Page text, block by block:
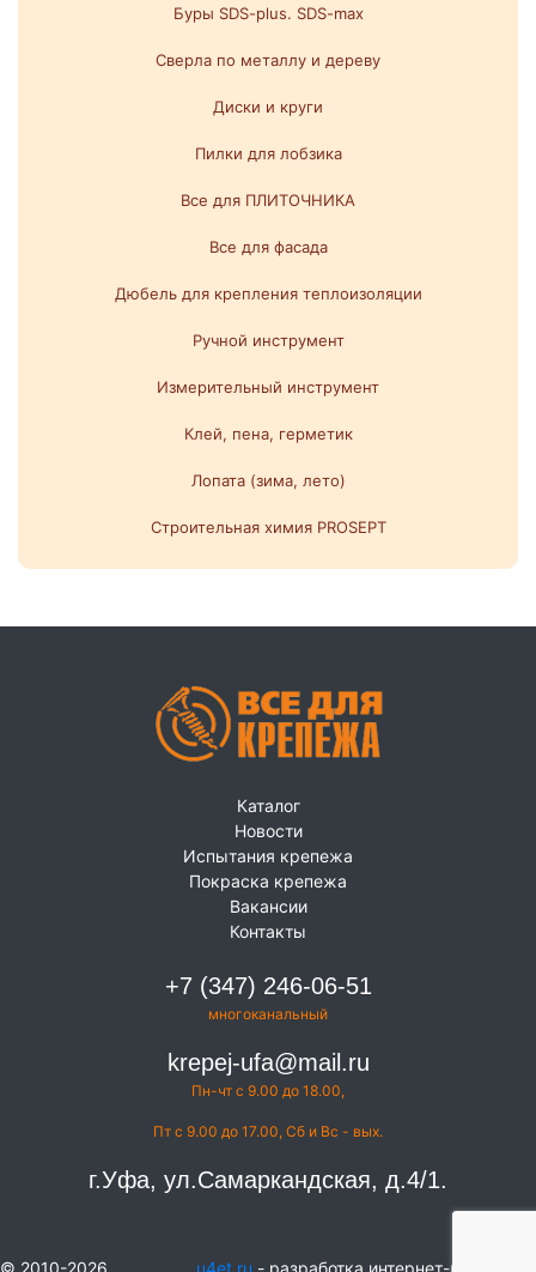
Буры SDS-plus. SDS-max
Сверла по металлу и дереву
Диски и круги
Пилки для лобзика
Все для ПЛИТОЧНИКА
Все для фасада
Дюбель для крепления теплоизоляции
Ручной инструмент
Измерительный инструмент
Клей, пена, герметик
Лопата (зима, лето)
Строительная химия PROSEPT
Каталог
Новости
Испытания крепежа
Покраска крепежа
Вакансии
Контакты
+7 (347) 246-06-51
многоканальный
krepej-ufa@mail.ru
Пн-чт с 9.00 до 18.00,
Пт с 9.00 до 17.00, Сб и Вс - вых.
г.Уфа, ул.Самаркандская, д.4/1.